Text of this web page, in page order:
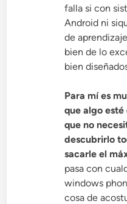
falla si con
Android ni
de
bien de lo
bien
Para mí es
que algo
que no
descubrirlo
sacarle el
pasa con
windows
cosa de